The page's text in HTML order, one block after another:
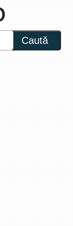
Caută